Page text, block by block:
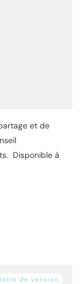
et de
Disponible à
de version